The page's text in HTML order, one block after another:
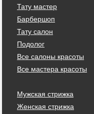
Тату мастер
Барбершоп
Тату салон
Подолог
Все салоны красоты
Все мастера красоты
Мужская стрижка
Женская стрижка